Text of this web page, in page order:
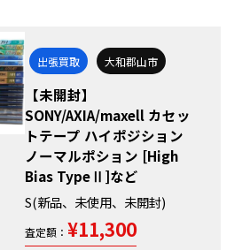
出張買取 大和郡山市
【未開封】
SONY/AXIA/maxell カセッ
トテープ ハイポジション
ノーマルポション [High
Bias TypeⅡ]など
S(新品、未使用、未開封)
査定額： ¥11,300